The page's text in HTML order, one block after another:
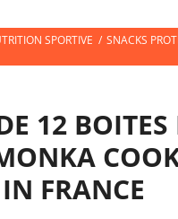
SPORTIVE / SNACKS
12
FRANCE